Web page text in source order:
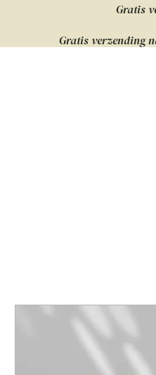
Gratis
Gratis verzending